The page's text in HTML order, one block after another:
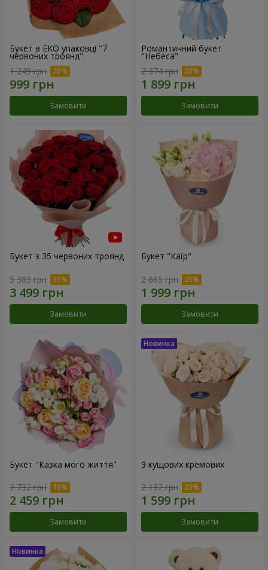
Букет в ЕКО упаковці "7
червоних троянд"
1 249 грн
Замовити
Романтичний букет
"Небеса"
2 374 грн
Замовити
Букет з 35 червоних троянд
5 383 грн
Замовити
Букет "Каїр"
2 665 грн
Замовити
Букет "Казка мого життя"
2 732 грн
Замовити
9 кущових кремових
2 132 грн
Замовити